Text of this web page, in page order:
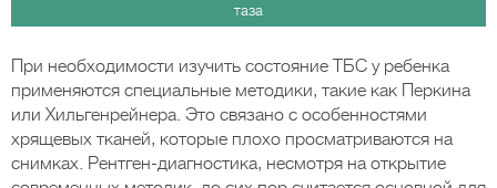
таза
При необходимости изучить состояние ТБС у ребенка
применяются специальные методики, такие как Перкина
или Хильгенрейнера. Это связано с особенностями
хрящевых тканей, которые плохо просматриваются на
снимках. Рентген-диагностика, несмотря на открытие